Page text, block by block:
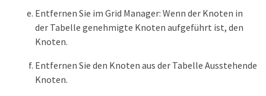
Entfernen Sie im Grid Manager: Wenn der Knoten in
der Tabelle genehmigte Knoten aufgeführt ist, den
Knoten.
Entfernen Sie den Knoten aus der Tabelle Ausstehende
Knoten.